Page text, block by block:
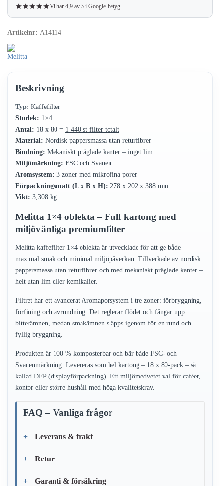
(DFP)
mängd
Vi har 4,9 av 5 i Google-betyg
Artikelnr: A14114
Beskrivning
Typ: Kaffefilter
Storlek: 1×4
Antal: 18 x 80 = 1 440 st filter totalt
Material: Nordisk pappersmassa utan returfibrer
Bindning: Mekaniskt präglade kanter – inget lim
Miljömärkning: FSC och Svanen
Aromsystem: 3 zoner med mikrofina porer
Förpackningsmått (L x B x H): 278 x 202 x 388 mm
Vikt: 3,308 kg
Melitta 1×4 oblekta – Full kartong med
miljövänliga premiumfilter
Melitta kaffefilter 1×4 oblekta är utvecklade för att ge både
maximal smak och minimal miljöpåverkan. Tillverkade av nordisk
pappersmassa utan returfibrer och med mekaniskt präglade kanter –
helt utan lim eller kemikalier.
Filtret har ett avancerat Aromaporsystem i tre zoner: förbryggning,
förfining och avrundning. Det reglerar flödet och fångar upp
bitterämnen, medan smakämnen släpps igenom för en rund och
fyllig bryggning.
Produkten är 100 % komposterbar och bär både FSC- och
Svanenmärkning. Levereras som hel kartong – 18 x 80-pack – så
kallad DFP (displayförpackning). Ett miljömedvetet val för caféer,
kontor eller större hushåll med höga kvalitetskrav.
FAQ – Vanliga frågor
Leverans & frakt
Retur
Garanti & försäkring